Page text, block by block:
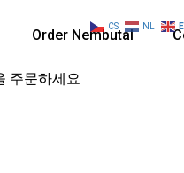
Order Nembutal
주문하세요
CS NL